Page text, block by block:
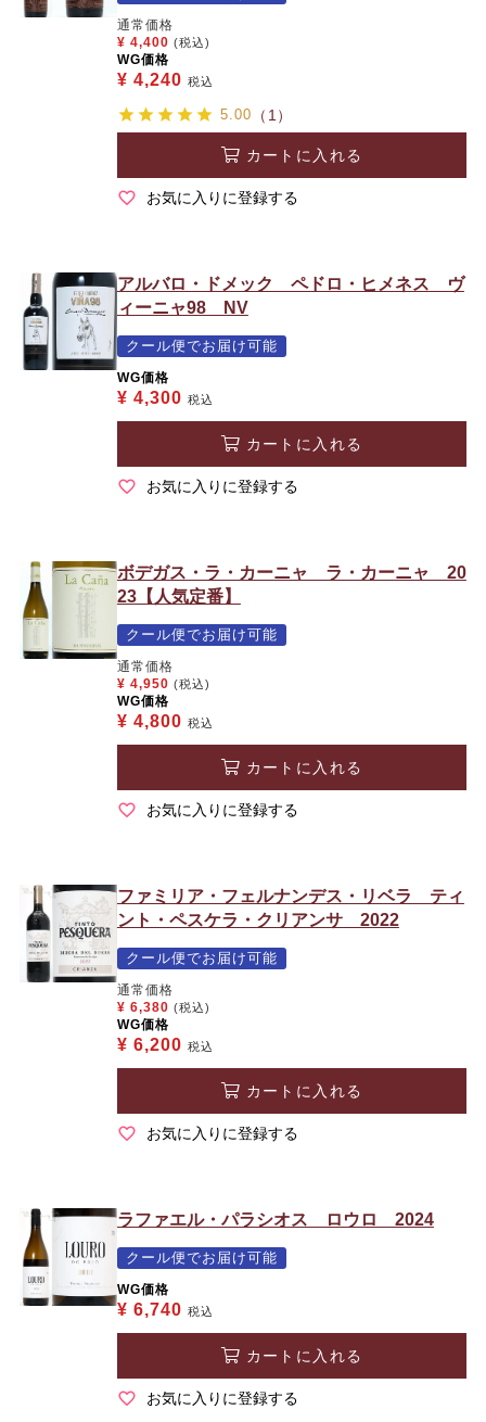
通常価格
¥ 4,400 (税込)
WG価格
¥ 4,240 税込
5.00 （1）
カートに入れる
お気に入りに登録する
アルバロ・ドメック ペドロ・ヒメネス ヴ
ィーニャ98 NV
クール便でお届け可能
WG価格
¥ 4,300 税込
カートに入れる
お気に入りに登録する
ボデガス・ラ・カーニャ ラ・カーニャ 20
23【人気定番】
クール便でお届け可能
通常価格
¥ 4,950 (税込)
WG価格
¥ 4,800 税込
カートに入れる
お気に入りに登録する
ファミリア・フェルナンデス・リベラ ティ
ント・ペスケラ・クリアンサ 2022
クール便でお届け可能
通常価格
¥ 6,380 (税込)
WG価格
¥ 6,200 税込
カートに入れる
お気に入りに登録する
ラファエル・パラシオス ロウロ 2024
クール便でお届け可能
WG価格
¥ 6,740 税込
カートに入れる
お気に入りに登録する